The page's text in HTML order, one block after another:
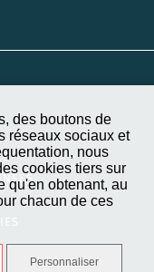
des boutons de
réseaux sociaux et
nous
cookies tiers sur
qu'en obtenant, au
chacun de ces
Personnaliser